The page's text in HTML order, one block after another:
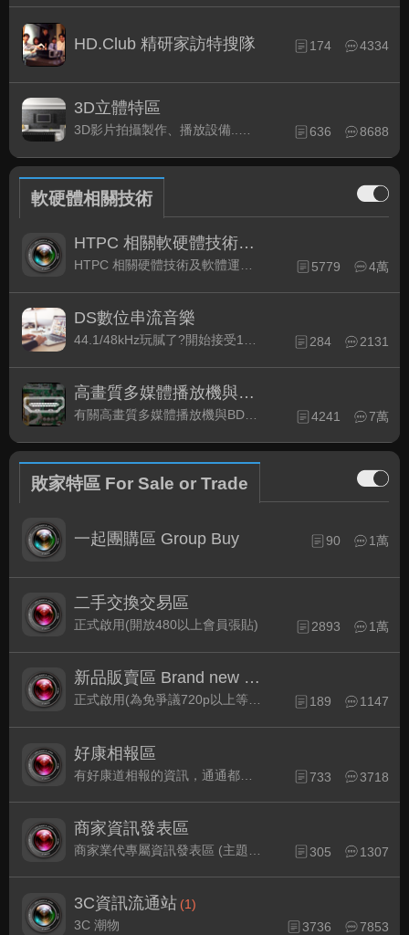
HD.Club 精研家訪特搜隊 174 4334
3D立體特區
3D影片拍攝製作、播放設備..等相關討論 636 8688
軟硬體相關技術
HTPC 相關軟硬體技術及運用
5779 4萬
DS數位串流音樂
284 2131
高畫質多媒體播放機與BD討論區
有關高畫質多媒體播放機與BD相關討論區 4241 7萬
敗家特區 For Sale or Trade
一起團購區 Group Buy 90 1萬
二手交換交易區
正式啟用(開放480以上會員張貼) 2893 1萬
新品販賣區 Brand new Plaza
正式啟用(為免爭議720p以上等級發表限定) 189 1147
好康相報區
733 3718
商家資訊發表區
305 1307
3C資訊流通站 (1)
3C 潮物
3736 7853